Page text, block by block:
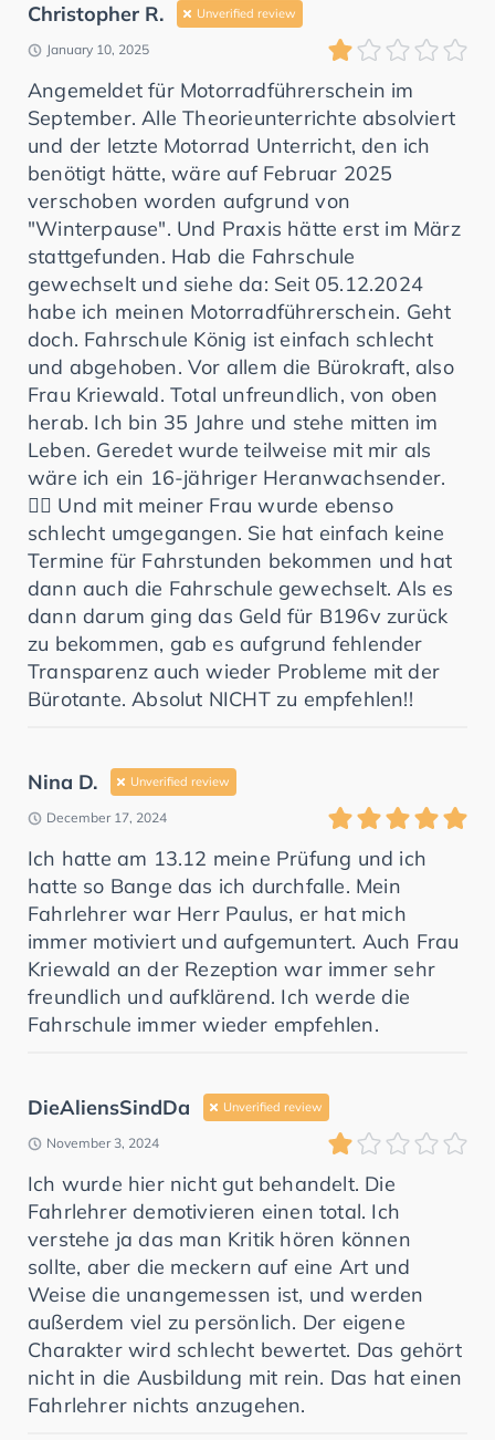
Christopher R. Unverified review
January 10, 2025
Angemeldet für Motorradführerschein im
September. Alle Theorieunterrichte absolviert
und der letzte Motorrad Unterricht, den ich
benötigt hätte, wäre auf Februar 2025
verschoben worden aufgrund von
"Winterpause". Und Praxis hätte erst im März
stattgefunden. Hab die Fahrschule
gewechselt und siehe da: Seit 05.12.2024
habe ich meinen Motorradführerschein. Geht
doch. Fahrschule König ist einfach schlecht
und abgehoben. Vor allem die Bürokraft, also
Frau Kriewald. Total unfreundlich, von oben
herab. Ich bin 35 Jahre und stehe mitten im
Leben. Geredet wurde teilweise mit mir als
wäre ich ein 16-jähriger Heranwachsender.
👎🏼 Und mit meiner Frau wurde ebenso
schlecht umgegangen. Sie hat einfach keine
Termine für Fahrstunden bekommen und hat
dann auch die Fahrschule gewechselt. Als es
dann darum ging das Geld für B196v zurück
zu bekommen, gab es aufgrund fehlender
Transparenz auch wieder Probleme mit der
Bürotante. Absolut NICHT zu empfehlen!!
Nina D. Unverified review
December 17, 2024
Ich hatte am 13.12 meine Prüfung und ich
hatte so Bange das ich durchfalle. Mein
Fahrlehrer war Herr Paulus, er hat mich
immer motiviert und aufgemuntert. Auch Frau
Kriewald an der Rezeption war immer sehr
freundlich und aufklärend. Ich werde die
Fahrschule immer wieder empfehlen.
DieAliensSindDa Unverified review
November 3, 2024
Ich wurde hier nicht gut behandelt. Die
Fahrlehrer demotivieren einen total. Ich
verstehe ja das man Kritik hören können
sollte, aber die meckern auf eine Art und
Weise die unangemessen ist, und werden
außerdem viel zu persönlich. Der eigene
Charakter wird schlecht bewertet. Das gehört
nicht in die Ausbildung mit rein. Das hat einen
Fahrlehrer nichts anzugehen.